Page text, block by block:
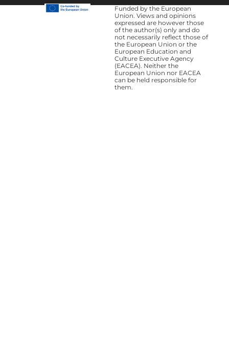
Funded by the European
Union. Views and opinions
expressed are however those
of the author(s) only and do
not necessarily reflect those of
the European Union or the
European Education and
Culture Executive Agency
(EACEA). Neither the
European Union nor EACEA
can be held responsible for
them.